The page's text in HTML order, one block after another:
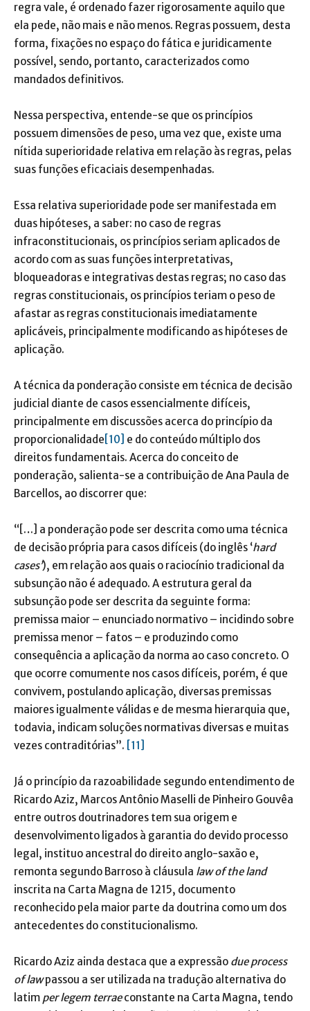
regra vale, é ordenado fazer rigorosamente aquilo que
ela pede, não mais e não menos. Regras possuem, desta
forma, fixações no espaço do fática e juridicamente
possível, sendo, portanto, caracterizados como
mandados definitivos.
Nessa perspectiva, entende-se que os princípios
possuem dimensões de peso, uma vez que, existe uma
nítida superioridade relativa em relação às regras, pelas
suas funções eficaciais desempenhadas.
Essa relativa superioridade pode ser manifestada em
duas hipóteses, a saber: no caso de regras
infraconstitucionais, os princípios seriam aplicados de
acordo com as suas funções interpretativas,
bloqueadoras e integrativas destas regras; no caso das
regras constitucionais, os princípios teriam o peso de
afastar as regras constitucionais imediatamente
aplicáveis, principalmente modificando as hipóteses de
aplicação.
A técnica da ponderação consiste em técnica de decisão
judicial diante de casos essencialmente difíceis,
principalmente em discussões acerca do princípio da
proporcionalidade [10] e do conteúdo múltiplo dos
direitos fundamentais. Acerca do conceito de
ponderação, salienta-se a contribuição de Ana Paula de
Barcellos, ao discorrer que:
“[…] a ponderação pode ser descrita como uma técnica
de decisão própria para casos difíceis (do inglês ‘hard
cases’), em relação aos quais o raciocínio tradicional da
subsunção não é adequado. A estrutura geral da
subsunção pode ser descrita da seguinte forma:
premissa maior – enunciado normativo – incidindo sobre
premissa menor – fatos – e produzindo como
consequência a aplicação da norma ao caso concreto. O
que ocorre comumente nos casos difíceis, porém, é que
convivem, postulando aplicação, diversas premissas
maiores igualmente válidas e de mesma hierarquia que,
todavia, indicam soluções normativas diversas e muitas
vezes contraditórias”. [11]
Já o princípio da razoabilidade segundo entendimento de
Ricardo Aziz, Marcos Antônio Maselli de Pinheiro Gouvêa
entre outros doutrinadores tem sua origem e
desenvolvimento ligados à garantia do devido processo
legal, instituo ancestral do direito anglo-saxão e,
remonta segundo Barroso à cláusula law of the land
inscrita na Carta Magna de 1215, documento
reconhecido pela maior parte da doutrina como um dos
antecedentes do constitucionalismo.
Ricardo Aziz ainda destaca que a expressão due process
of lawpassou a ser utilizada na tradução alternativa do
latim per legem terraeconstante na Carta Magna, tendo